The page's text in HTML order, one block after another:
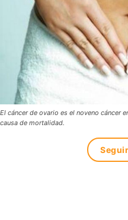
El cáncer de ovario es el noveno cáncer
causa de mortalidad.